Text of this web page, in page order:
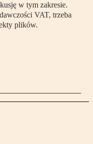
w tym zakresie.
VAT, trzeba
plików.